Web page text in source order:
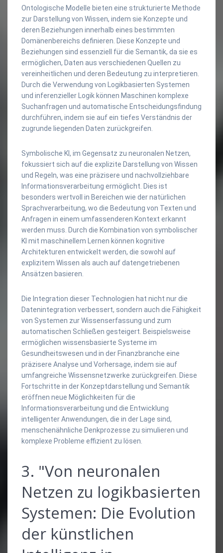
Ontologische Modelle bieten eine strukturierte Methode
zur Darstellung von Wissen, indem sie Konzepte und
deren Beziehungen innerhalb eines bestimmten
Domänenbereichs definieren. Diese Konzepte und
Beziehungen sind essenziell für die Semantik, da sie es
ermöglichen, Daten aus verschiedenen Quellen zu
vereinheitlichen und deren Bedeutung zu interpretieren.
Durch die Verwendung von Logikbasierten Systemen
und inferenzieller Logik können Maschinen komplexe
Suchanfragen und automatische Entscheidungsfindung
durchführen, indem sie auf ein tiefes Verständnis der
zugrunde liegenden Daten zurückgreifen.
Symbolische KI, im Gegensatz zu neuronalen Netzen,
fokussiert sich auf die explizite Darstellung von Wissen
und Regeln, was eine präzisere und nachvollziehbare
Informationsverarbeitung ermöglicht. Dies ist
besonders wertvoll in Bereichen wie der natürlichen
Sprachverarbeitung, wo die Bedeutung von Texten und
Anfragen in einem umfassenderen Kontext erkannt
werden muss. Durch die Kombination von symbolischer
KI mit maschinellem Lernen können kognitive
Architekturen entwickelt werden, die sowohl auf
explizitem Wissen als auch auf datengetriebenen
Ansätzen basieren.
Die Integration dieser Technologien hat nicht nur die
Datenintegration verbessert, sondern auch die Fähigkeit
von Systemen zur Wissenserfassung und zum
automatischen Schließen gesteigert. Beispielsweise
ermöglichen wissensbasierte Systeme im
Gesundheitswesen und in der Finanzbranche eine
präzisere Analyse und Vorhersage, indem sie auf
umfangreiche Wissensnetzwerke zurückgreifen. Diese
Fortschritte in der Konzeptdarstellung und Semantik
eröffnen neue Möglichkeiten für die
Informationsverarbeitung und die Entwicklung
intelligenter Anwendungen, die in der Lage sind,
menschenähnliche Denkprozesse zu simulieren und
komplexe Probleme effizient zu lösen.
3. "Von neuronalen
Netzen zu logikbasierten
Systemen: Die Evolution
der künstlichen